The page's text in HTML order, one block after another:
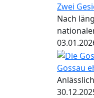
Zwei
Nach
Gossau